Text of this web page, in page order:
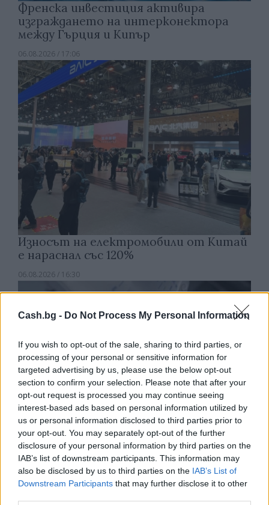
Cash.bg - Do Not Process My Personal Information
If you wish to opt-out of the sale, sharing to third parties, or
processing of your personal or sensitive information for
targeted advertising by us, please use the below opt-out
section to confirm your selection. Please note that after your
opt-out request is processed you may continue seeing
interest-based ads based on personal information utilized by
us or personal information disclosed to third parties prior to
your opt-out. You may separately opt-out of the further
disclosure of your personal information by third parties on the
IAB’s list of downstream participants. This information may
also be disclosed by us to third parties on the IAB’s List of
Downstream Participants that may further disclose it to other
Френска инвестиция активира
изграждането на интерконектора
между Гърция и Кипър
06.08.2026 / 17:06
Износът на електромобили от Китай
е нараснал със 120%
06.08.2026 / 16:30
Ню Йорк стана 14-ият щат на САЩ, в
който е разрешена евтаназията